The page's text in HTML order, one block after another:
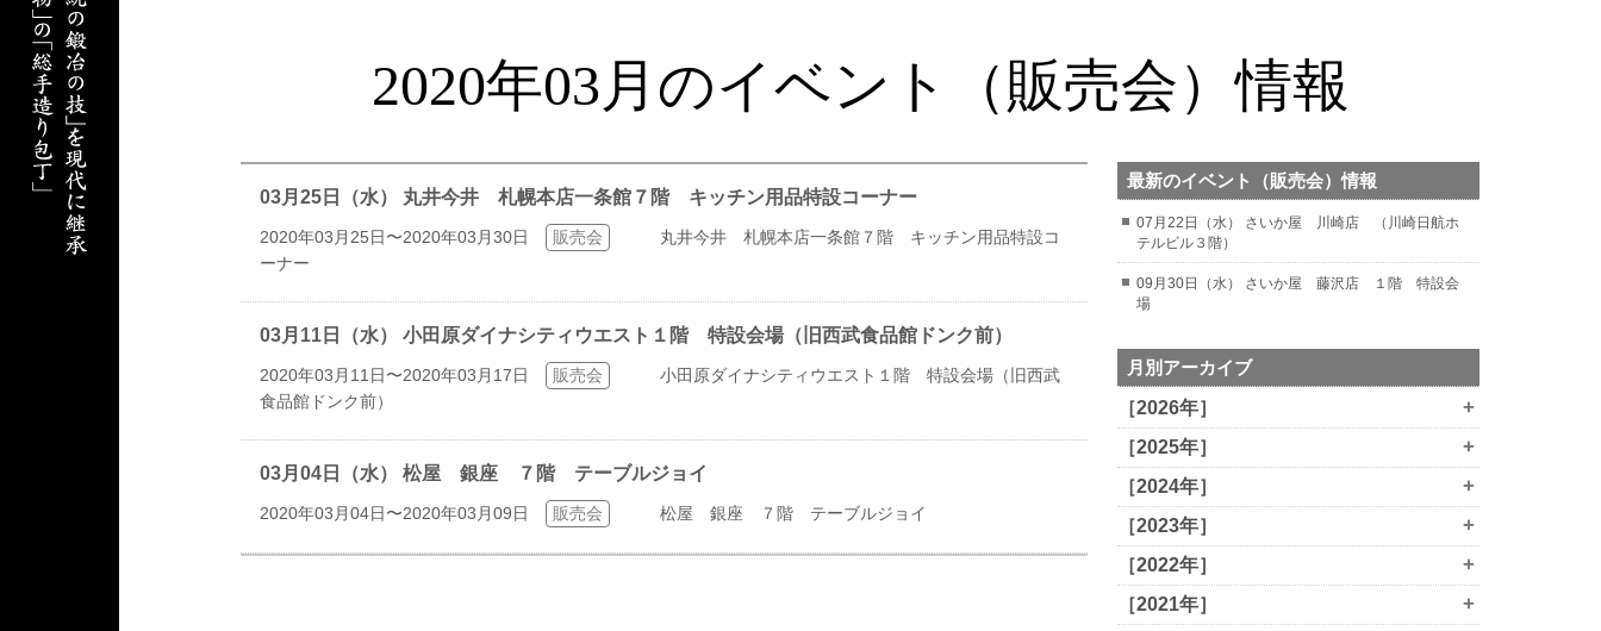
2020年03月のイベント（販売会）情報
03月25日（水） 丸井今井 札幌本店一条館７階 キッチン用品特設コーナー
2020年03月25日〜2020年03月30日 販売会
丸井今井 札幌本店一条館７階 キッチン用品特設コ
ーナー
03月11日（水） 小田原ダイナシティウエスト１階 特設会場（旧西武食品館ドンク前）
2020年03月11日〜2020年03月17日 販売会
小田原ダイナシティウエスト１階 特設会場（旧西武
食品館ドンク前）
03月04日（水） 松屋 銀座 ７階 テーブルジョイ
2020年03月04日〜2020年03月09日 販売会 松屋 銀座 ７階 テーブルジョイ
最新のイベント（販売会）情報
07月22日（水） さいか屋 川崎店 （川崎日航ホ
テルビル３階）
09月30日（水） さいか屋 藤沢店 １階 特設会
場
月別アーカイブ
［2026年］
+
［2025年］ +
［2024年］ +
［2023年］ +
［2022年］ +
［2021年］ +